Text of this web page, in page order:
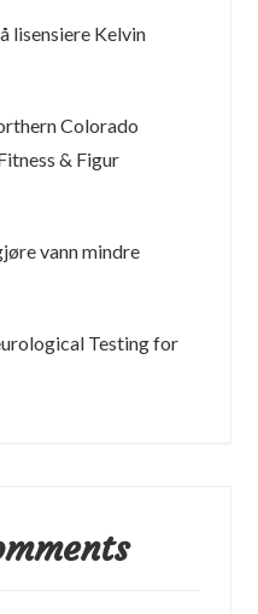
lisensiere Kelvin
Colorado
& Figur
vann mindre
Testing for